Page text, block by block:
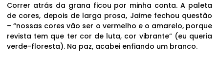
Correr atrás da grana ficou por minha conta. A paleta
de cores, depois de larga prosa, Jaime fechou questão
– “nossas cores vão ser o vermelho e o amarelo, porque
revista tem que ter cor de luta, cor vibrante” (eu queria
verde-floresta). Na paz, acabei enfiando um branco.